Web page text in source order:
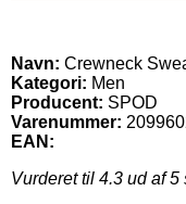
Navn: Crewneck
Kategori: Men
Producent: SPOD
Varenummer:
EAN:
Vurderet til 4.3 ud af 5